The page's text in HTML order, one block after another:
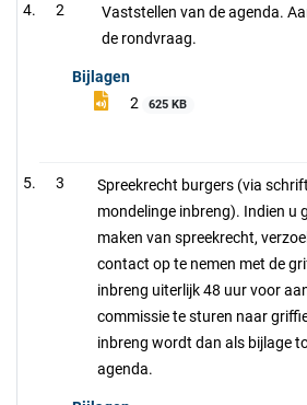
2
Vaststellen van de agenda.
de rondvraag.
Bijlagen
2
625 KB
3
Spreekrecht burgers (via
mondelinge inbreng). Indien u
maken van spreekrecht,
contact op te nemen met de
inbreng uiterlijk 48 uur voor
commissie te sturen naar
inbreng wordt dan als bijlage
agenda.